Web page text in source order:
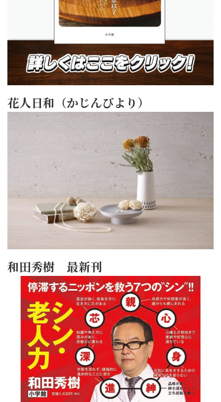
花人日和（かじんびより）
和田秀樹 最新刊